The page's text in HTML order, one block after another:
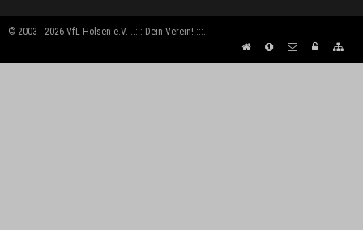
© 2003 - 2026 VfL Holsen e.V. ..::: Dein Verein! :::..